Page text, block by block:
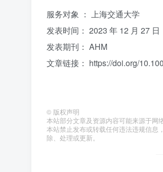
服务对象 ： 上海交通大学
发表时间： 2023 年 12 月 27 日
发表期刊： AHM
文章链接： https://doi.org/
© 版权声明
本站部分文章及资源内容可能来源于网
本站禁止发布或转载任何违法违规信息
除、处理或更新。